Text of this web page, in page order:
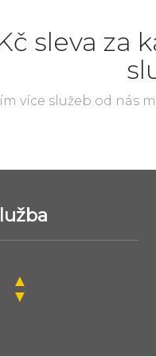
sleva za
více služeb od nás
▲
▼